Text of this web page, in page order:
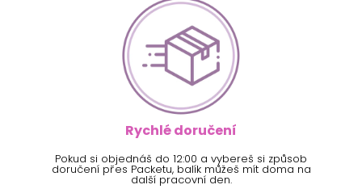
Rychlé doručení
Pokud si objednáš do 12:00 a vybereš si způsob
doručení přes Packetu, balík můžeš mít doma na
další pracovní den.